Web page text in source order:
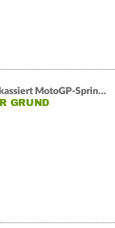
Marc Marquez kassiert MotoGP-Sprint-Schlappe:
GRUND